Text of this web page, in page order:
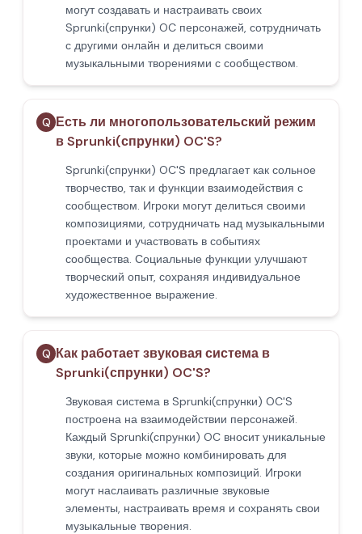
могут создавать и настраивать своих
Sprunki(спрунки) OC персонажей, сотрудничать
с другими онлайн и делиться своими
музыкальными творениями с сообществом.
Q Есть ли многопользовательский режим
в Sprunki(спрунки) OC'S?
Sprunki(спрунки) OC'S предлагает как сольное
творчество, так и функции взаимодействия с
сообществом. Игроки могут делиться своими
композициями, сотрудничать над музыкальными
проектами и участвовать в событиях
сообщества. Социальные функции улучшают
творческий опыт, сохраняя индивидуальное
художественное выражение.
Q Как работает звуковая система в
Sprunki(спрунки) OC'S?
Звуковая система в Sprunki(спрунки) OC'S
построена на взаимодействии персонажей.
Каждый Sprunki(спрунки) OC вносит уникальные
звуки, которые можно комбинировать для
создания оригинальных композиций. Игроки
могут наслаивать различные звуковые
элементы, настраивать время и сохранять свои
музыкальные творения.